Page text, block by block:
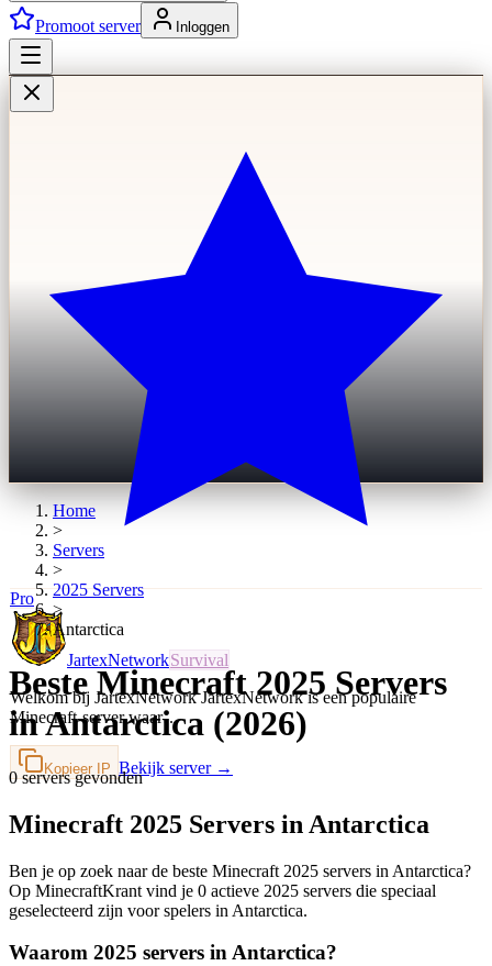
Promoot server Inloggen
Pro
JartexNetworkSurvival
Welkom bij JartexNetwork JartexNetwork is een populaire
Minecraft-server waar…
Kopieer IP Bekijk server →
Home
>
Servers
>
2025Servers
>
Antarctica
Beste Minecraft 2025 Servers
in Antarctica (2026)
0 servers gevonden
Minecraft 2025 Servers in Antarctica
Ben je op zoek naar de beste Minecraft 2025 servers in Antarctica?
Op MinecraftKrant vind je 0 actieve 2025 servers die speciaal
geselecteerd zijn voor spelers in Antarctica.
Waarom 2025 servers in Antarctica?